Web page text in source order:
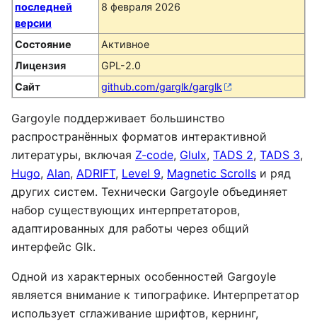
последней
версии
8 февраля 2026
Состояние
Активное
Лицензия
GPL-2.0
Сайт
github.com/garglk/garglk
Gargoyle поддерживает большинство
распространённых форматов интерактивной
литературы, включая Z-code, Glulx, TADS 2, TADS 3,
Hugo, Alan, ADRIFT, Level 9, Magnetic Scrolls и ряд
других систем. Технически Gargoyle объединяет
набор существующих интерпретаторов,
адаптированных для работы через общий
интерфейс Glk.
Одной из характерных особенностей Gargoyle
является внимание к типографике. Интерпретатор
использует сглаживание шрифтов, кернинг,